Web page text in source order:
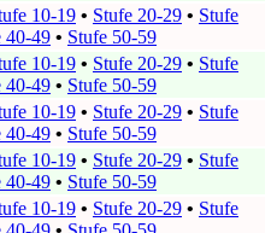
10-19 • Stufe 20-29 • Stufe
40-49 • Stufe 50-59
10-19 • Stufe 20-29 • Stufe
40-49 • Stufe 50-59
10-19 • Stufe 20-29 • Stufe
40-49 • Stufe 50-59
10-19 • Stufe 20-29 • Stufe
40-49 • Stufe 50-59
10-19 • Stufe 20-29 • Stufe